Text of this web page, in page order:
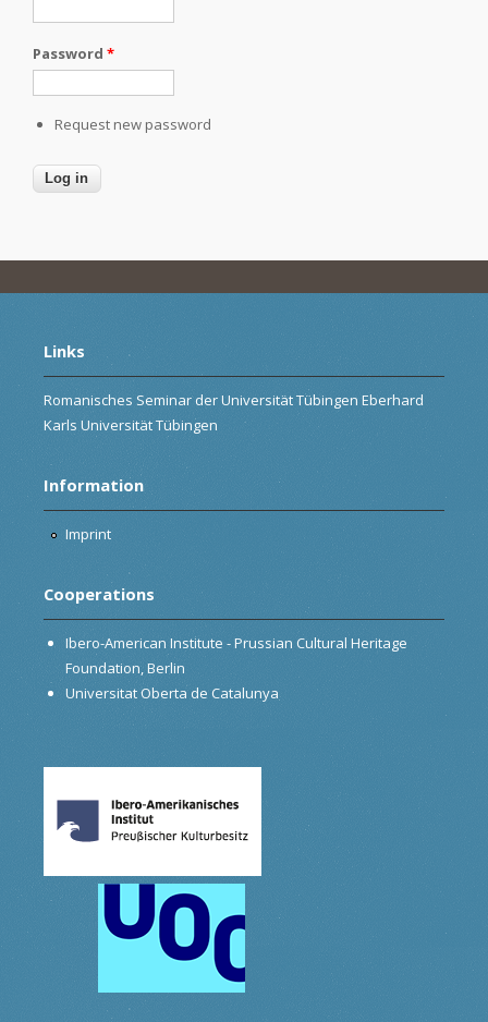
Password *
Request new password
Links
Romanisches Seminar der Universität Tübingen Eberhard
Karls Universität Tübingen
Information
Imprint
Cooperations
Ibero-American Institute - Prussian Cultural Heritage
Foundation, Berlin
Universitat Oberta de Catalunya